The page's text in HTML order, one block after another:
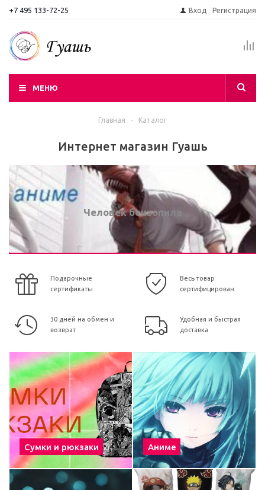
+7 495 133-72-25 Вход Регистрация
МЕНЮ
Главная - Каталог
Интернет магазин Гуашь
Человек бензопила
Подарочные
сертификаты
Весь товар
сертифицирован
30 дней на обмен и
возврат
Удобная и быстрая
доставка
Сумки и рюкзаки Аниме